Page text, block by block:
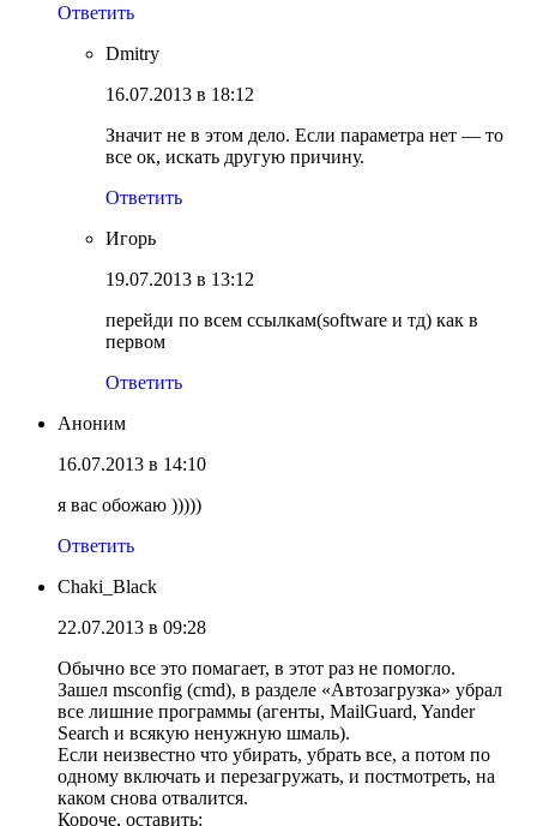
Ответить
Dmitry
16.07.2013 в 18:12
Значит не в этом дело. Если параметра нет — то
все ок, искать другую причину.
Ответить
Игорь
19.07.2013 в 13:12
перейди по всем ссылкам(software и тд) как в
первом
Ответить
Аноним
16.07.2013 в 14:10
я вас обожаю )))))
Ответить
Chaki_Black
22.07.2013 в 09:28
Обычно все это помагает, в этот раз не помогло.
Зашел msconfig (cmd), в разделе «Автозагрузка» убрал
все лишние программы (агенты, MailGuard, Yander
Search и всякую ненужную шмаль).
Если неизвестно что убирать, убрать все, а потом по
одному включать и перезагружать, и постмотреть, на
каком снова отвалится.
Короче, оставить: